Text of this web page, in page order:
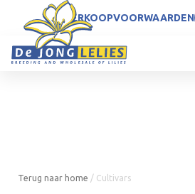
NLVERKOOPVOORWAARDEN
Terug naar home / Cultivars